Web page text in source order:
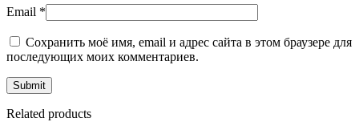
Email *
Сохранить моё имя, email и адрес сайта в этом браузере для
последующих моих комментариев.
Related products